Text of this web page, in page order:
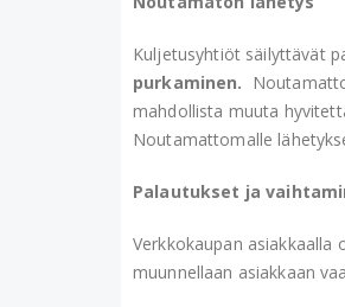
Kuljetusyhtiöt säilyttävät
purkaminen.
mahdollista muuta
Noutamattomalle
Palautukset ja
Verkkokaupan
muunnellaan asiakkaan